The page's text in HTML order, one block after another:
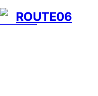
ROUTE06